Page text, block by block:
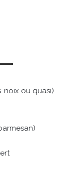
noix ou quasi)